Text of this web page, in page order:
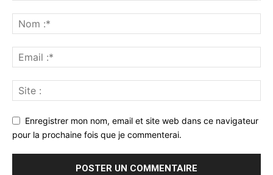
Enregistrer mon nom, email et site web dans ce navigateur
pour la prochaine fois que je commenterai.